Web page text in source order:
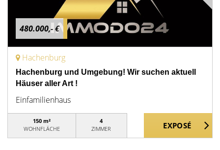
480.000,- €
Hachenburg
Hachenburg und Umgebung! Wir suchen aktuell
Häuser aller Art !
Einfamilienhaus
150 m²
WOHNFLÄCHE
4
ZIMMER